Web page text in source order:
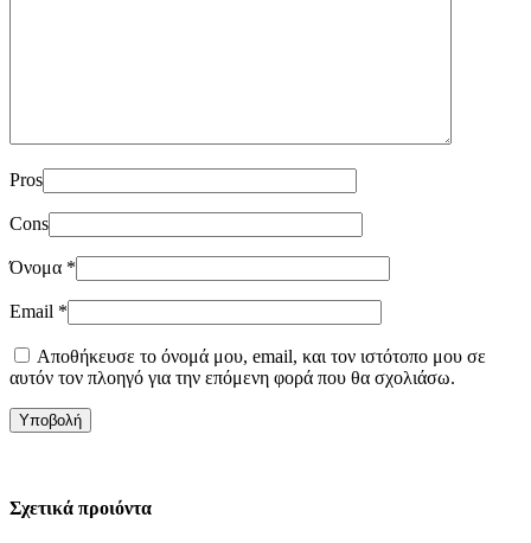
Pros
Cons
Όνομα *
Email *
Αποθήκευσε το όνομά μου, email, και τον ιστότοπο μου σε
αυτόν τον πλοηγό για την επόμενη φορά που θα σχολιάσω.
Σχετικά προιόντα